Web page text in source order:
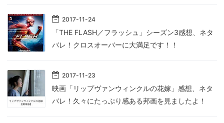
2017-11-24
「THE FLASH／フラッシュ」シーズン3感想、ネタ
バレ！クロスオーバーに大満足です！！
2017-11-23
映画「リップヴァンウィンクルの花嫁」感想、ネタ
バレ！久々にたっぷり感ある邦画を見ましたよ！